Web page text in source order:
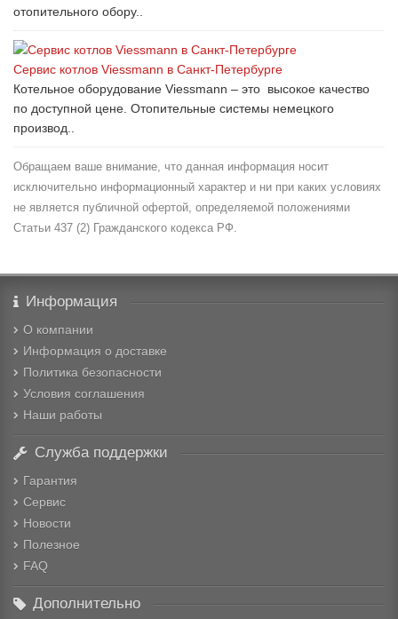
отопительного обору..
Сервис котлов Viessmann в Санкт-Петербурге
Котельное оборудование Viessmann – это высокое качество
по доступной цене. Отопительные системы немецкого
производ..
Обращаем ваше внимание, что данная информация носит
исключительно информационный характер и ни при каких условиях
не является публичной офертой, определяемой положениями
Статьи 437 (2) Гражданского кодекса РФ.
Информация
О компании
Информация о доставке
Политика безопасности
Условия соглашения
Наши работы
Служба поддержки
Гарантия
Сервис
Новости
Полезное
FAQ
Дополнительно